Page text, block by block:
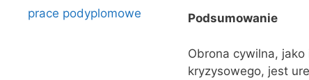
Podsumowanie
Obrona cywilna,
kryzysowego, jest
prace podyplomowe